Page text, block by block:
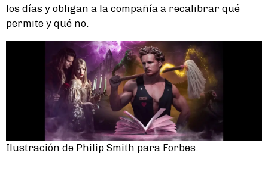
los días y obligan a la compañía a recalibrar qué
permite y qué no.
Ilustración de Philip Smith para Forbes.